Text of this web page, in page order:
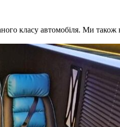
класу автомобіля. Ми